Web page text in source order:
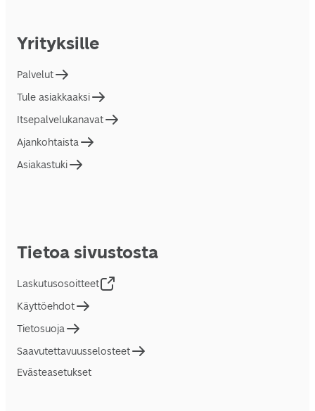
Yrityksille
Palvelut
Tule asiakkaaksi
Itsepalvelukanavat
Ajankohtaista
Asiakastuki
Tietoa sivustosta
Laskutusosoitteet
Käyttöehdot
Tietosuoja
Saavutettavuusselosteet
Evästeasetukset